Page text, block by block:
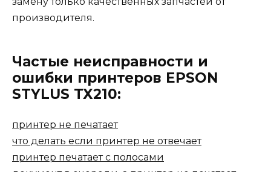
производителя.
Частые неисправности и
ошибки принтеров EPSON
STYLUS TX210:
принтер не печатает
что делать если принтер не отвечает
принтер печатает с полосами